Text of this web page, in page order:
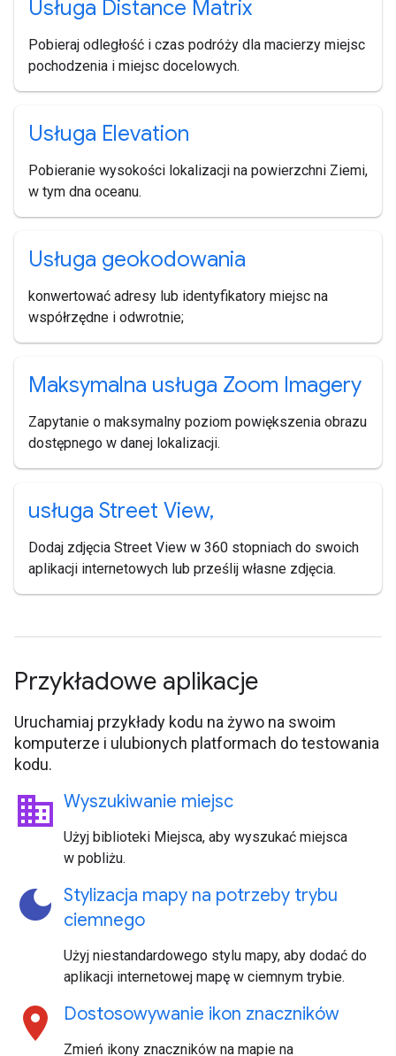
Usługa Distance Matrix
Pobieraj odległość i czas podróży dla macierzy miejsc
pochodzenia i miejsc docelowych.
Usługa Elevation
Pobieranie wysokości lokalizacji na powierzchni Ziemi,
w tym dna oceanu.
Usługa geokodowania
konwertować adresy lub identyfikatory miejsc na
współrzędne i odwrotnie;
Maksymalna usługa Zoom Imagery
Zapytanie o maksymalny poziom powiększenia obrazu
dostępnego w danej lokalizacji.
usługa Street View,
Dodaj zdjęcia Street View w 360 stopniach do swoich
aplikacji internetowych lub prześlij własne zdjęcia.
Przykładowe aplikacje
Uruchamiaj przykłady kodu na żywo na swoim
komputerze i ulubionych platformach do testowania
kodu.
business Wyszukiwanie miejsc
Użyj biblioteki Miejsca, aby wyszukać miejsca
w pobliżu.
dark_mode Stylizacja mapy na potrzeby trybu
ciemnego
Użyj niestandardowego stylu mapy, aby dodać do
aplikacji internetowej mapę w ciemnym trybie.
location_on Dostosowywanie ikon znaczników
Zmień ikony znaczników na mapie na